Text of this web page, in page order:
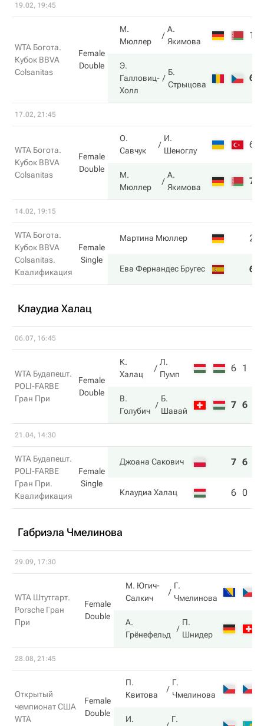
19.02, 19:45
WTA Богота.
Кубок BBVA
Colsanitas
Female
Double
М.
Мюллер
А.
Якимова
1
Э.
Галловиц-
Холл
Б.
Стрыцова
6
17.02, 21:45
WTA Богота.
Кубок BBVA
Colsanitas
Female
Double
О.
Савчук
И.
Шеноглу
6
М.
Мюллер
А.
Якимова
7
14.02, 19:15
WTA Богота.
Кубок BBVA
Colsanitas.
Квалификация
Female
Single
Мартина Мюллер 2
Ева Фернандес Бругес 6
Клаудиа Халац
06.07, 16:45
WTA Будапешт.
POLI-FARBE
Гран При
Female
Double
К.
Халац
Л.
Пумп
6 1
В.
Голубич
Б.
Шавай
7 6
21.04, 14:30
WTA Будапешт.
POLI-FARBE
Гран При.
Квалификация
Female
Single
Джоана Сакович 7 6
Клаудиа Халац 6 0
Габриэла Чмелинова
29.09, 17:30
WTA Штутгарт.
Porsche Гран
При
Female
Double
М. Югич-
Салкич
Г.
Чмелинова
А.
Грёнефельд
П.
Шнидер
28.08, 21:45
Открытый
чемпионат США
WTA
Female
Double
П.
Квитова
Г.
Чмелинова
И.
Г.